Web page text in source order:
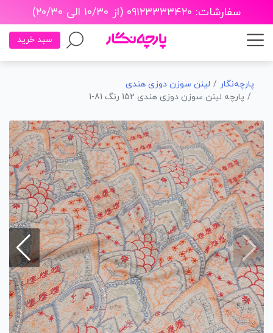
سفارشات: ۰۹۱۲۳۳۳۳۴۲۰ (از ۱۰/۳۰ الی ۲۰/۳۰)
سبد خرید
پارچه‌نگار
لینن سوزن دوزی هندی
پارچه لینن سوزن دوزی هندی 152 رنگ 81-1